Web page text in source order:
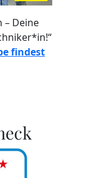
– Deine
findest